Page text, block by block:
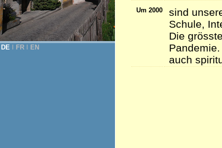
DE FR EN
Um 2000
sind
Schule,
Die
auch